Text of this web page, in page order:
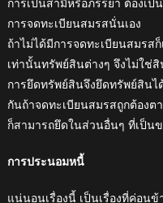
การเป็นสามีหรือภรรยา ต้องเ
การจดทะเบียนสมรสนั่นเอง
ถ้าไม่ได้มีการจดทะเบียนสมรส
เท่านั้นทรัพย์สินต่างๆ จึงไม่ใช่
การยึดทรัพย์สินจึงยึดทรัพย์สิน
กันถ้าจดทะเบียนสมรสถูกต้อง
ก็สามารถยึดในส่วนอื่นๆ ที่เป็น
การประนอมหนี้
แน่นอนเรื่องนี้ เป็นเรื่องที่ค่อน